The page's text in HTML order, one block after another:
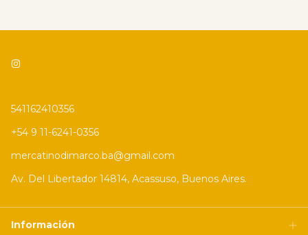
541162410356
+54 9 11-6241-0356
mercatinodimarco.ba@gmail.com
Av. Del Libertador 14814, Acassuso, Buenos Aires.
Información